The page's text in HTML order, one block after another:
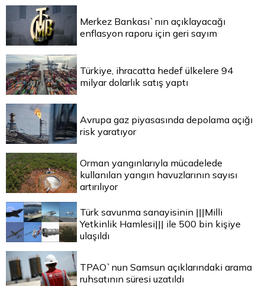
Merkez Bankası`nın açıklayacağı
enflasyon raporu için geri sayım
Türkiye, ihracatta hedef ülkelere 94
milyar dolarlık satış yaptı
Avrupa gaz piyasasında depolama açığı
risk yaratıyor
Orman yangınlarıyla mücadelede
kullanılan yangın havuzlarının sayısı
artırılıyor
Türk savunma sanayisinin |||Milli
Yetkinlik Hamlesi||| ile 500 bin kişiye
ulaşıldı
TPAO`nun Samsun açıklarındaki arama
ruhsatının süresi uzatıldı